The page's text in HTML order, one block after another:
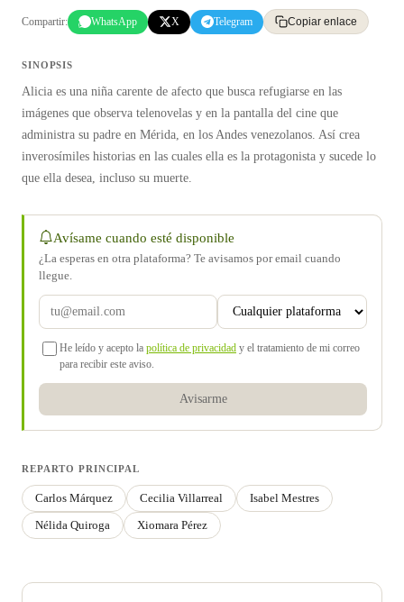
Compartir: WhatsApp X Telegram Copiar enlace
SINOPSIS
Alicia es una niña carente de afecto que busca refugiarse en las
imágenes que observa telenovelas y en la pantalla del cine que
administra su padre en Mérida, en los Andes venezolanos. Así crea
inverosímiles historias en las cuales ella es la protagonista y sucede lo
que ella desea, incluso su muerte.
Avísame cuando esté disponible
¿La esperas en otra plataforma? Te avisamos por email cuando
llegue.
He leído y acepto la política de privacidad y el tratamiento de mi correo
para recibir este aviso.
Avisarme
REPARTO PRINCIPAL
Carlos Márquez Cecilia Villarreal
Isabel Mestres
Nélida Quiroga
Xiomara Pérez